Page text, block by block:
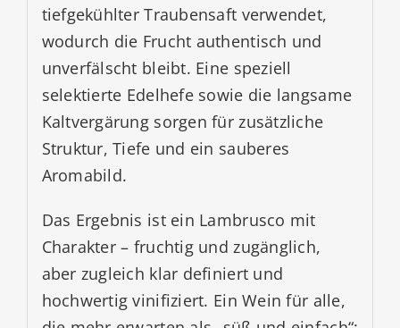
tiefgekühlter Traubensaft verwendet,
wodurch die Frucht authentisch und
unverfälscht bleibt. Eine speziell
selektierte Edelhefe sowie die langsame
Kaltvergärung sorgen für zusätzliche
Struktur, Tiefe und ein sauberes
Aromabild.
Das Ergebnis ist ein Lambrusco mit
Charakter – fruchtig und zugänglich,
aber zugleich klar definiert und
hochwertig vinifiziert. Ein Wein für alle,